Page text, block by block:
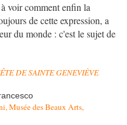
voir comment enfin la
de cette expression, a
du monde : c'est le sujet de
DE SAINTE GENEVIÈVE
Musée des Beaux Arts,